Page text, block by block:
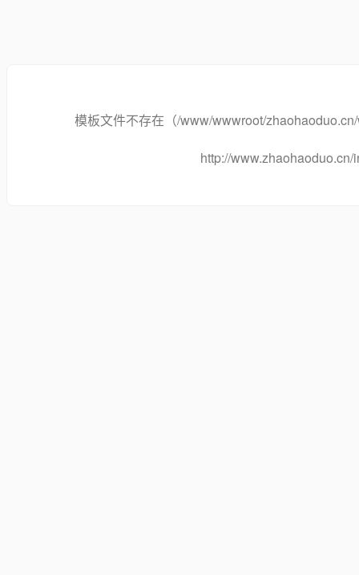
模板文件不存在（/www/wwwroot/
http://